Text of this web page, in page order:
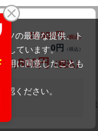
19,800円
0円
19,800円
談や操作のお困りごと
ツの最適な提供、ト
しています。
用に同意したことも
認ください。